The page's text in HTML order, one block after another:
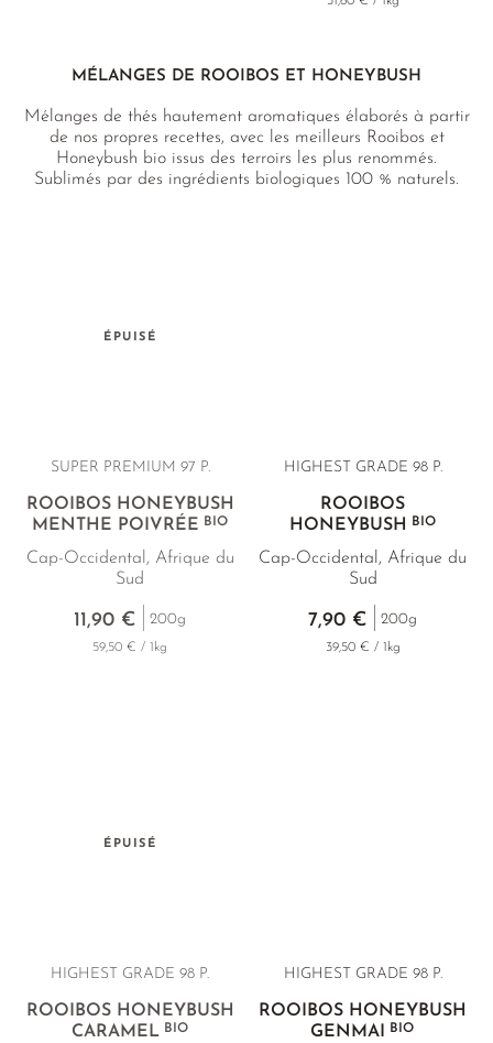
MÉLANGES DE ROOIBOS ET HONEYBUSH
Mélanges de thés hautement aromatiques élaborés à partir
de nos propres recettes, avec les meilleurs Rooibos et
Honeybush bio issus des terroirs les plus renommés.
Sublimés par des ingrédients biologiques 100 % naturels.
ÉPUISÉ
SUPER PREMIUM 97 P.
ROOIBOS HONEYBUSH
MENTHE POIVRÉE BIO
Cap-Occidental, Afrique du
Sud
11,90 € 200g
59,50 € / 1kg
HIGHEST GRADE 98 P.
ROOIBOS
HONEYBUSH
BIO
Cap-Occidental, Afrique du
Sud
7,90 € 200g
39,50 € / 1kg
ÉPUISÉ
HIGHEST GRADE 98 P.
ROOIBOS HONEYBUSH
CARAMEL BIO
HIGHEST GRADE 98 P.
ROOIBOS HONEYBUSH
GENMAIBIO